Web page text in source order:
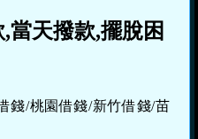
當天撥款,擺脫困
錢/桃園借錢/新竹借錢/苗